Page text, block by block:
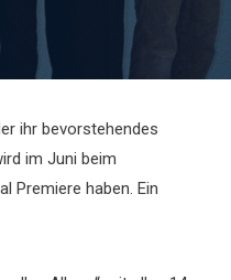
ihr bevorstehendes
im Juni beim
Premiere haben. Ein